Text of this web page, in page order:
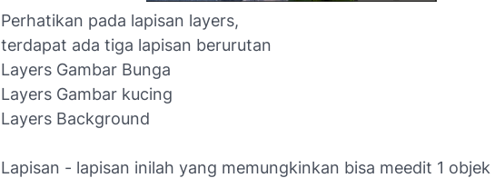
Perhatikan pada lapisan layers,
terdapat ada tiga lapisan berurutan
Layers Gambar Bunga
Layers Gambar kucing
Layers Background
Lapisan - lapisan inilah yang memungkinkan bisa meedit 1 objek